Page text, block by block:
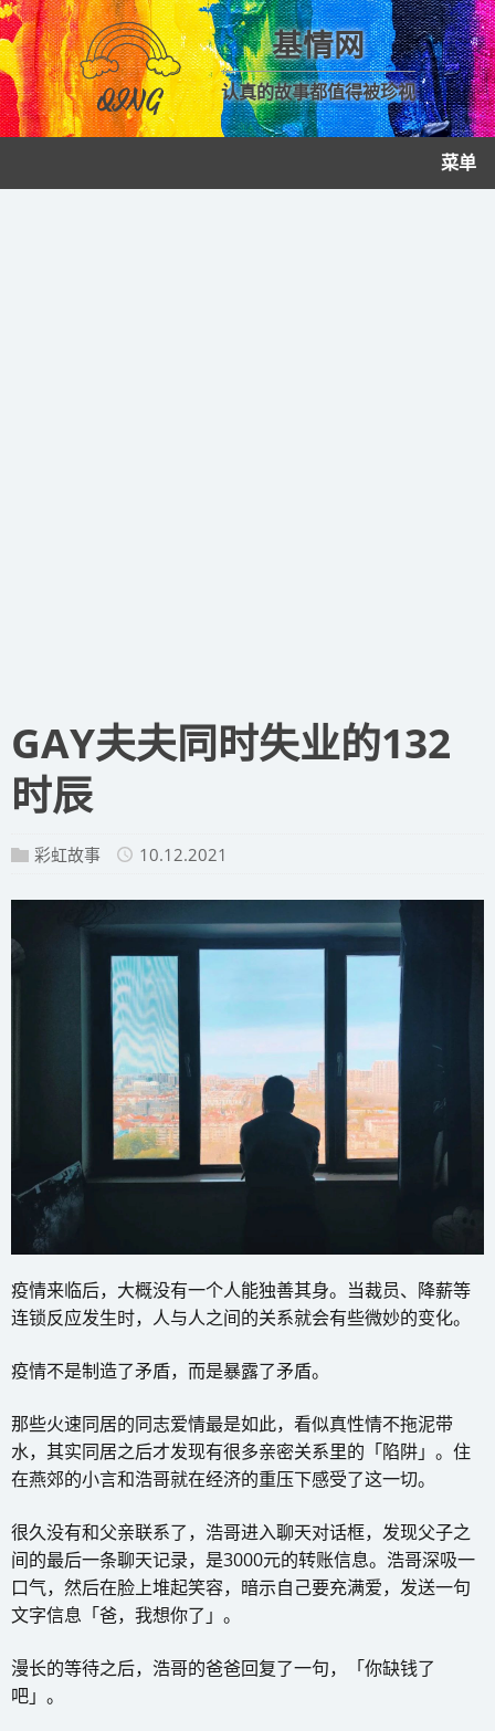
基情网
认真的故事都值得被珍视
菜单
GAY夫夫同时失业的132
时辰
彩虹故事 10.12.2021
疫情来临后，大概没有一个人能独善其身。当裁员、降薪等
连锁反应发生时，人与人之间的关系就会有些微妙的变化。
疫情不是制造了矛盾，而是暴露了矛盾。
那些火速同居的同志爱情最是如此，看似真性情不拖泥带
水，其实同居之后才发现有很多亲密关系里的「陷阱」。住
在燕郊的小言和浩哥就在经济的重压下感受了这一切。
很久没有和父亲联系了，浩哥进入聊天对话框，发现父子之
间的最后一条聊天记录，是3000元的转账信息。浩哥深吸一
口气，然后在脸上堆起笑容，暗示自己要充满爱，发送一句
文字信息「爸，我想你了」。
漫长的等待之后，浩哥的爸爸回复了一句，「你缺钱了
吧」。